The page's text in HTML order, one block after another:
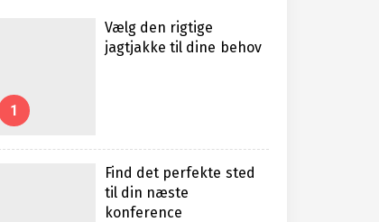
1
Vælg den rigtige
jagtjakke til dine behov
Find det perfekte sted
til din næste
konference